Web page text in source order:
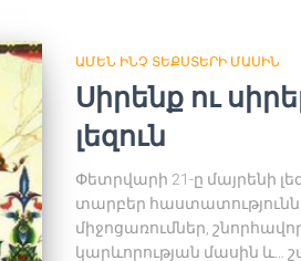
ԱՄԵՆ ԻՆՉ ՏԵՔՍՏԵՐԻ ՄԱՍԻՆ
Սիրենք ու
լեզուն
Փետրվարի 21-ը մայրենի
տարբեր
միջոցառումներ,
կարևորության մասին և…